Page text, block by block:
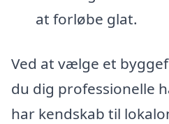
at forløbe glat.
Ved at vælge et
du dig professionelle
har kendskab til